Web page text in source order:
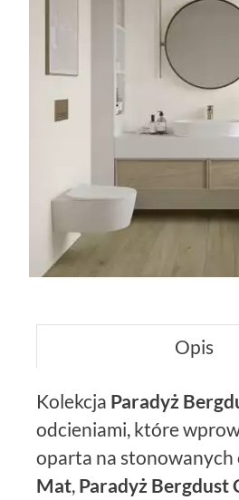
Opis
Kolekcja Paradyż
odcieniami, które
oparta na
Mat, Paradyż Bergdust